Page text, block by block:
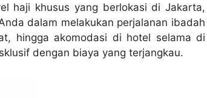
haji khusus yang berlokasi di Jakarta,
dalam melakukan perjalanan ibadah
hingga akomodasi di hotel selama di
dengan biaya yang terjangkau.